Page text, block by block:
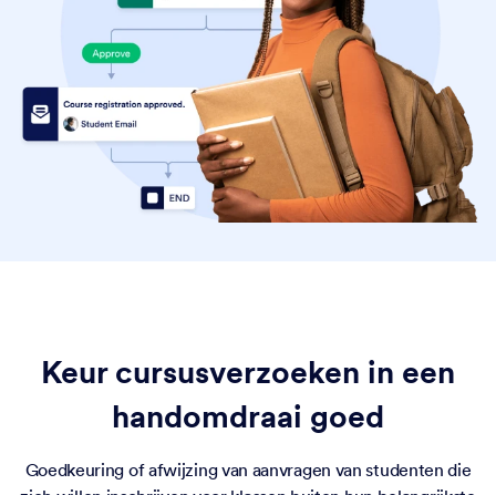
Keur cursusverzoeken in een
handomdraai goed
Goedkeuring of afwijzing van aanvragen van studenten die